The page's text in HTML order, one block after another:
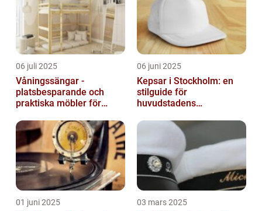
06 juli 2025
Våningssängar -
platsbesparande och
praktiska möbler för
06 juni 2025
Kepsar i Stockholm: en
stilguide för
huvudstadens
01 juni 2025 03 mars 2025